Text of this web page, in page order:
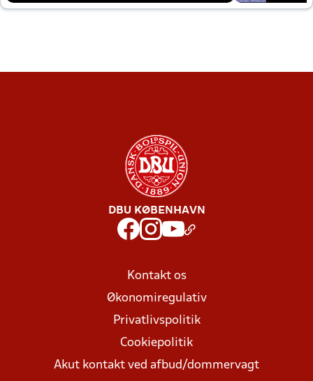
DBU KØBENHAVN
Kontakt os
Økonomiregulativ
Privatlivspolitik
Cookiepolitik
Akut kontakt ved afbud/dommervagt